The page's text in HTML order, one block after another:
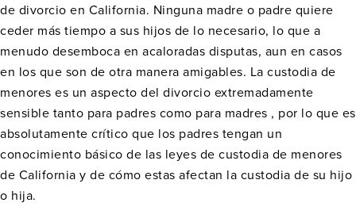
de divorcio en California. Ninguna madre o padre quiere
ceder más tiempo a sus hijos de lo necesario, lo que a
menudo desemboca en acaloradas disputas, aun en casos
en los que son de otra manera amigables. La custodia de
menores es un aspecto del divorcio extremadamente
sensible tanto para padres como para madres , por lo que es
absolutamente crítico que los padres tengan un
conocimiento básico de las leyes de custodia de menores
de California y de cómo estas afectan la custodia de su hijo
o hija.